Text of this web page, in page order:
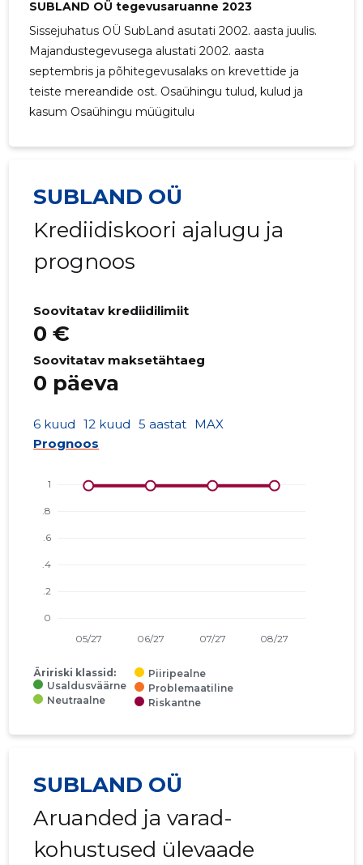
SUBLAND OÜ tegevusaruanne 2023
Sissejuhatus OÜ SubLand asutati 2002. aasta juulis.
Majandustegevusega alustati 2002. aasta
septembris ja põhitegevusalaks on krevettide ja
teiste mereandide ost. Osaühingu tulud, kulud ja
kasum Osaühingu müügitulu
SUBLAND OÜ
Krediidiskoori ajalugu ja
prognoos
Soovitatav krediidilimiit
0 €
Soovitatav maksetähtaeg
0 päeva
6 kuud 12 kuud 5 aastat MAX
Prognoos
Äririski klassid:
Usaldusväärne
Neutraalne
Piiripealne
Problemaatiline
Riskantne
SUBLAND OÜ
Aruanded ja varad-
kohustused ülevaade